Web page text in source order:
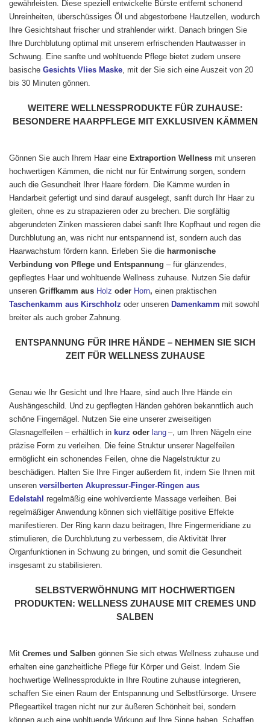
gewährleisten. Diese speziell entwickelte Bürste entfernt schonend
Unreinheiten, überschüssiges Öl und abgestorbene Hautzellen, wodurch
Ihre Gesichtshaut frischer und strahlender wirkt. Danach bringen Sie
Ihre Durchblutung optimal mit unserem erfrischenden Hautwasser in
Schwung. Eine sanfte und wohltuende Pflege bietet zudem unsere
basische Gesichts Vlies Maske, mit der Sie sich eine Auszeit von 20
bis 30 Minuten gönnen.
WEITERE WELLNESSPRODUKTE FÜR ZUHAUSE:
BESONDERE HAARPFLEGE MIT EXKLUSIVEN KÄMMEN
Gönnen Sie auch Ihrem Haar eine Extraportion Wellness mit unseren
hochwertigen Kämmen, die nicht nur für Entwirrung sorgen, sondern
auch die Gesundheit Ihrer Haare fördern. Die Kämme wurden in
Handarbeit gefertigt und sind darauf ausgelegt, sanft durch Ihr Haar zu
gleiten, ohne es zu strapazieren oder zu brechen. Die sorgfältig
abgerundeten Zinken massieren dabei sanft Ihre Kopfhaut und regen die
Durchblutung an, was nicht nur entspannend ist, sondern auch das
Haarwachstum fördern kann. Erleben Sie die harmonische
Verbindung von Pflege und Entspannung – für glänzendes,
gepflegtes Haar und wohltuende Wellness zuhause. Nutzen Sie dafür
unseren Griffkamm aus Holz oder Horn, einen praktischen
Taschenkamm aus Kirschholz oder unseren Damenkamm mit sowohl
breiter als auch grober Zahnung.
ENTSPANNUNG FÜR IHRE HÄNDE – NEHMEN SIE SICH
ZEIT FÜR WELLNESS ZUHAUSE
Genau wie Ihr Gesicht und Ihre Haare, sind auch Ihre Hände ein
Aushängeschild. Und zu gepflegten Händen gehören bekanntlich auch
schöne Fingernägel. Nutzen Sie eine unserer zweiseitigen
Glasnagelfeilen – erhältlich in kurz oder lang –, um Ihren Nägeln eine
präzise Form zu verleihen. Die feine Struktur unserer Nagelfeilen
ermöglicht ein schonendes Feilen, ohne die Nagelstruktur zu
beschädigen. Halten Sie Ihre Finger außerdem fit, indem Sie Ihnen mit
unseren versilberten Akupressur-Finger-Ringen aus
Edelstahl regelmäßig eine wohlverdiente Massage verleihen. Bei
regelmäßiger Anwendung können sich vielfältige positive Effekte
manifestieren. Der Ring kann dazu beitragen, Ihre Fingermeridiane zu
stimulieren, die Durchblutung zu verbessern, die Aktivität Ihrer
Organfunktionen in Schwung zu bringen, und somit die Gesundheit
insgesamt zu stabilisieren.
SELBSTVERWÖHNUNG MIT HOCHWERTIGEN
PRODUKTEN: WELLNESS ZUHAUSE MIT CREMES UND
SALBEN
Mit Cremes und Salben gönnen Sie sich etwas Wellness zuhause und
erhalten eine ganzheitliche Pflege für Körper und Geist. Indem Sie
hochwertige Wellnessprodukte in Ihre Routine zuhause integrieren,
schaffen Sie einen Raum der Entspannung und Selbstfürsorge. Unsere
Pflegeartikel tragen nicht nur zur äußeren Schönheit bei, sondern
können auch eine wohltuende Wirkung auf Ihre Sinne haben. Schaffen